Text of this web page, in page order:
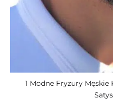
1 Modne Fryzury Męskie